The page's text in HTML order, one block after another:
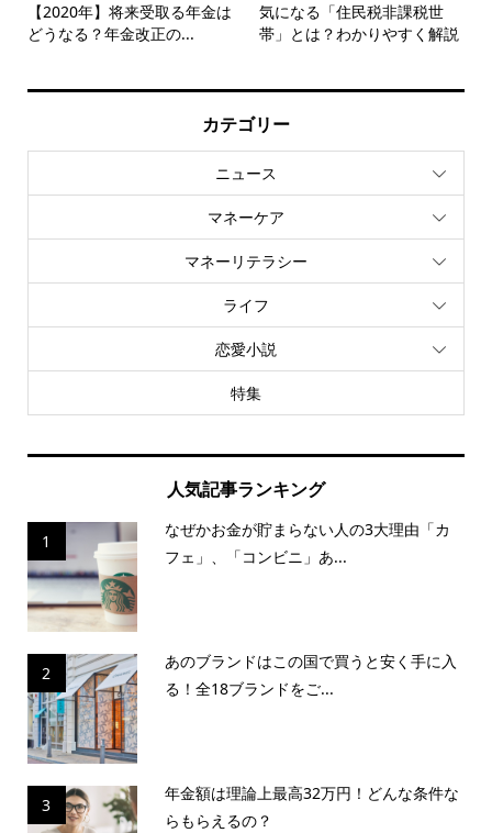
【2020年】将来受取る年金は
どうなる？年金改正の...
気になる「住民税非課税世
帯」とは？わかりやすく解説
カテゴリー
ニュース
マネーケア
マネーリテラシー
ライフ
恋愛小説
特集
人気記事ランキング
1
なぜかお金が貯まらない人の3大理由「カ
フェ」、「コンビニ」あ...
2
あのブランドはこの国で買うと安く手に入
る！全18ブランドをご...
3
年金額は理論上最高32万円！どんな条件な
らもらえるの？